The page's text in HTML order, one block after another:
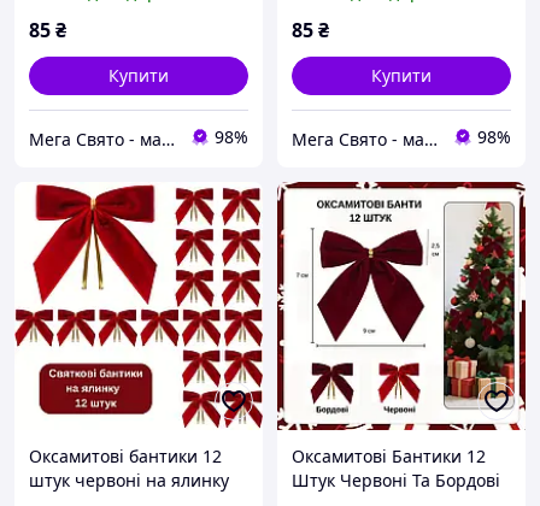
флористики, подарунків |
85₴
Купити
Мега Свято - магазин аксесуарів для свята та все для оформлення повітряними кульками ГУРТ (ОПТ). 98%
Китай
85₴
Купити
Мега Свято - магазин аксесуарів для свята та все для оформлення повітряними кульками ГУРТ (ОПТ). 98%
Оксамитові бантики 12
штук червоні на ялинку
Оксамитові Бантики 12
Штук Червоні Та Бордові